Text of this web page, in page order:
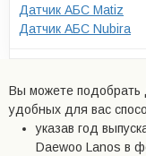
Датчик АБС Matiz
Датчик АБС Nubira
Вы можете
удобных для вас
указав год
Daewoo Lanos в